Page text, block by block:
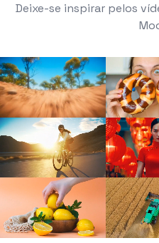
Deixe-se inspirar pelos